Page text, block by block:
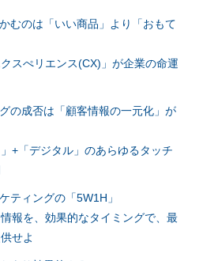
むのは「いい商品」より「おもて
スぺリエンス(CX)」が企業の命運
の成否は「顧客情報の一元化」が
+「デジタル」のあらゆるタッチ
ティングの「5W1H」
報を、効果的なタイミングで、最
せよ